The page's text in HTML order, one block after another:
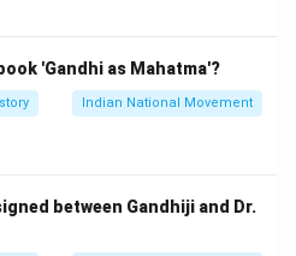
'Gandhi as Mahatma'?
Indian National Movement
between Gandhiji and Dr.